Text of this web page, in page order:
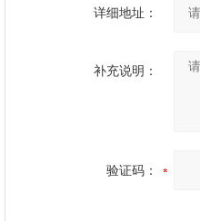
详细地址：
补充说明：
验证码：